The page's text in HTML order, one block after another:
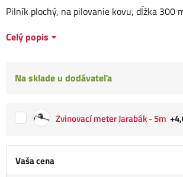
Vaša cena
Pilník plochý, na pilovanie kovu, dĺžka 300
Celý popis
Na sklade u dodávateľa
Zvinovací meter Jarabák - 5m